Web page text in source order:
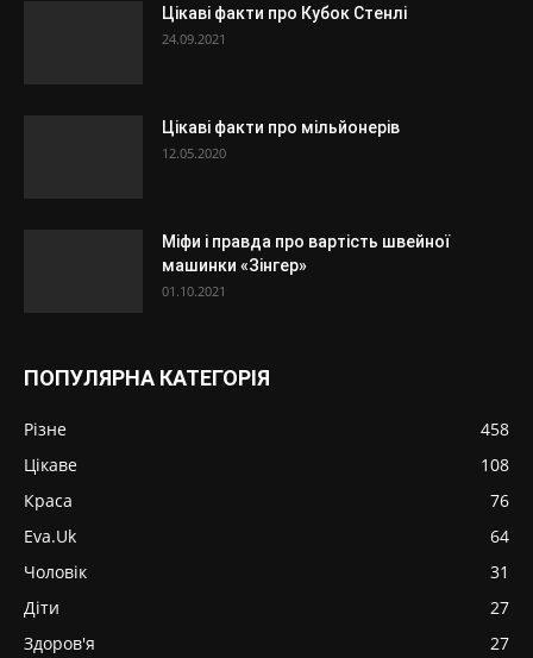
Цікаві факти про Кубок Стенлі
24.09.2021
Цікаві факти про мільйонерів
12.05.2020
Міфи і правда про вартість швейної
машинки «Зінгер»
01.10.2021
ПОПУЛЯРНА КАТЕГОРІЯ
Різне
458
Цікаве
108
Краса
76
Eva.Uk
64
Чоловік
31
Діти
27
Здоров'я
27